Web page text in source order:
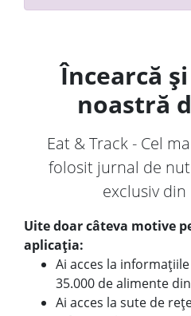
Încearcă
noastră
Eat & Track - Cel
folosit jurnal de
exclusiv din
Uite doar câteva motive
aplicația:
Ai acces la
35.000 de alimente
Ai acces la sute de